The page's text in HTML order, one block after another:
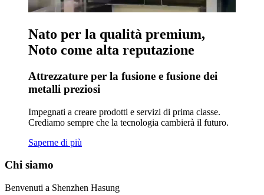
Nato per la qualità premium,
Noto come alta reputazione
Attrezzature per la fusione e fusione dei
metalli preziosi
Impegnati a creare prodotti e servizi di prima classe.
Crediamo sempre che la tecnologia cambierà il futuro.
Saperne di più
Chi siamo
Benvenuti a Shenzhen Hasung